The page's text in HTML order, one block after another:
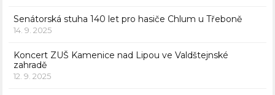
Senátorská stuha 140 let pro hasiče Chlum u Třeboně
14. 9. 2025
Koncert ZUŠ Kamenice nad Lipou ve Valdštejnské
zahradě
12. 9. 2025